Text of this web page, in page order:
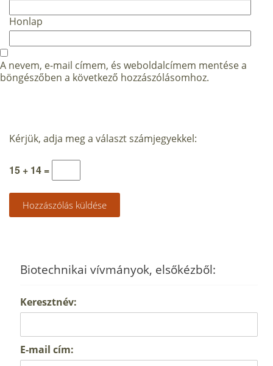
Honlap
A nevem, e-mail címem, és weboldalcímem mentése a
böngészőben a következő hozzászólásomhoz.
Kérjük, adja meg a választ számjegyekkel:
15 + 14 =
Biotechnikai vívmányok, elsőkézből:
Keresztnév:
E-mail cím: